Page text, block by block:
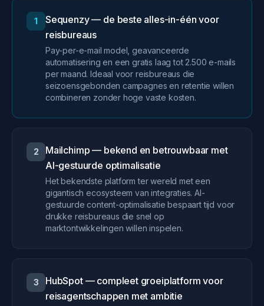
1
Sequenzy — de beste alles-in-één voor
reisbureaus
Pay-per-e-mail model, geavanceerde
automatisering en een gratis laag tot 2.500 e-mails
per maand. Ideaal voor reisbureaus die
seizoensgebonden campagnes en retentie willen
combineren zonder hoge vaste kosten.
2
Mailchimp — bekend en betrouwbaar met
AI-gestuurde optimalisatie
Het bekendste platform ter wereld met een
gigantisch ecosysteem van integraties. AI-
gestuurde content-optimalisatie bespaart tijd voor
drukke reisbureaus die snel op
marktontwikkelingen willen inspelen.
3
HubSpot — compleet groeiplatform voor
reisagentschappen met ambitie